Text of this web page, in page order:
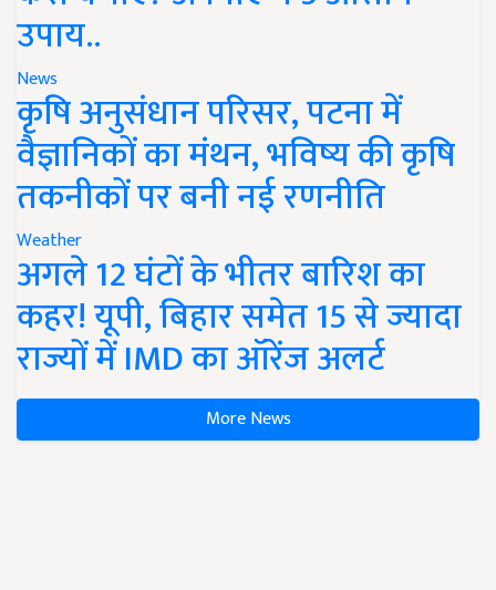
उपाय..
News
कृषि अनुसंधान परिसर, पटना में
वैज्ञानिकों का मंथन, भविष्य की कृषि
तकनीकों पर बनी नई रणनीति
Weather
अगले 12 घंटों के भीतर बारिश का
कहर! यूपी, बिहार समेत 15 से ज्यादा
राज्यों में IMD का ऑरेंज अलर्ट
More News